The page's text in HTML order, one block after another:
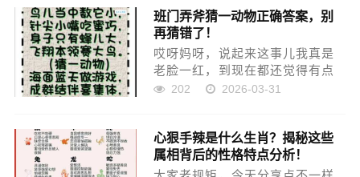
几天遇到的谜题来分享一下我的
“土办法”，一个字谜：“纸笔喉...
班门弄斧猜一动物正确答案，别
再猜错了！
哎呀妈呀，说起来这事儿我真是
老脸一红，到现在都还觉得有点
儿臊得慌。今天就跟大伙儿唠唠
单，真别瞎自信。 那阵子是夏
天，热得发慌，周末没啥事儿...
202 2026-03-31
心狠手辣是什么生肖？揭秘这些
属相背后的性格特点分析！